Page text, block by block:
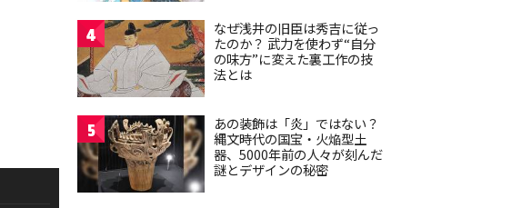
4
なぜ浅井の旧臣は秀吉に従っ
たのか？ 武力を使わず“自分
の味方”に変えた裏工作の技
法とは
5
あの装飾は「炎」ではない？
縄文時代の国宝・火焔型土
器、5000年前の人々が刻んだ
謎とデザインの秘密